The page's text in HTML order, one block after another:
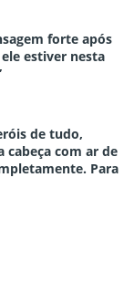
forte após
estiver nesta
de tudo,
cabeça com ar de
Para